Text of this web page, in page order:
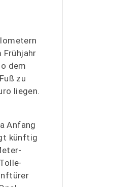
Frühjahr
dem
zu
liegen.
Anfang
künftig